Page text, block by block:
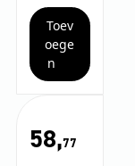
beugel
aantal
Toev
oege
n
58,77